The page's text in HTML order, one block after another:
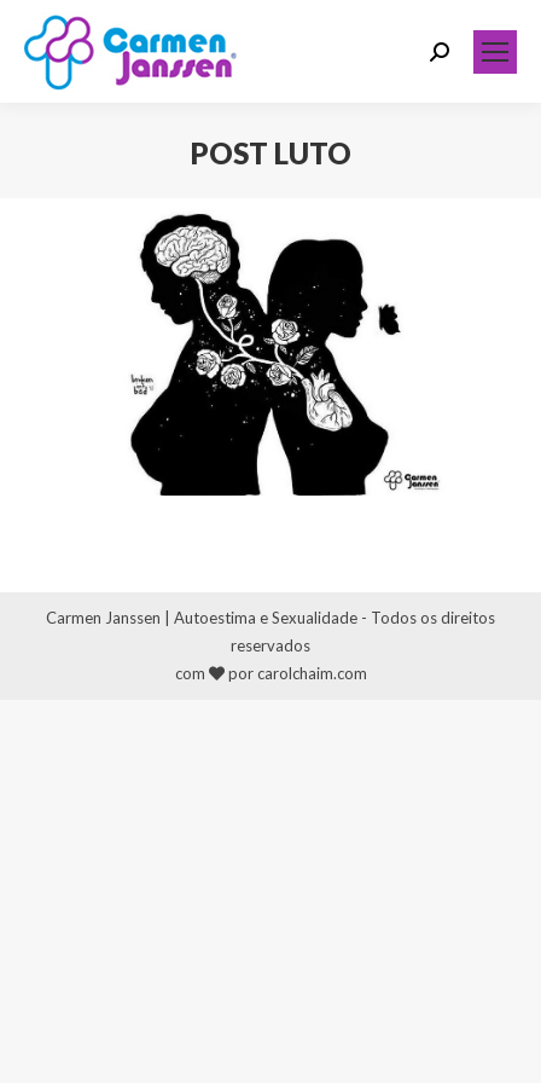
Search:
POST LUTO
Carmen Janssen | Autoestima e Sexualidade - Todos os direitos
reservados
com
por carolchaim.com